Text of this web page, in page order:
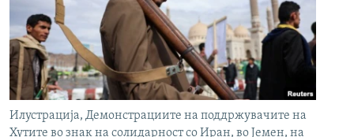
Илустрација, Демонстрациите на поддржувачите на
Хутите во знак на солидарност со Иран, во Јемен, на